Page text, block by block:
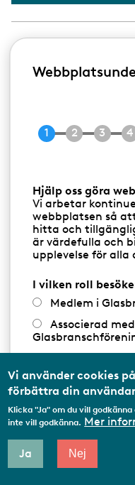
Arboga
Visa på karta
GLAS- OCH
GLAS- OCH
Arnäs Glas AB
d
a
https://www.arnas-
Skortsedsvägen 1
Produkter & tjänster
Hjälp oss göra
Vi arbetar
webbplatsen så
hitta och
är värdefulla och
upplevelse för alla
I vilken roll
Medlem i
Associerad
Student
Annat...
Vi använder cookies
förbättra din
Klicka "Ja" om du vill
inte vill godkänna. Mer
Ja Nej